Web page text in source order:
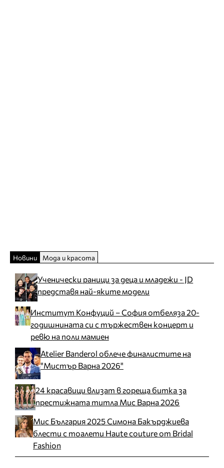
Новини Мода и красота
Ученически раници за деца и младежи - JD
представя най-яките модели
Институт Конфуций – София отбеляза 20-
годишнината си с тържествен концерт и
ревю на поли мамиен
Atelier Banderol облече финалистите на
"Мистър Варна 2026"
24 красавици влизат в гореща битка за
престижната титла Мис Варна 2026
Мис България 2025 Симона Бакърджиева
блести с тоалети Haute couture от Bridal
Fashion